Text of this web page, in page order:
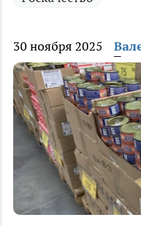
30 ноября 2025